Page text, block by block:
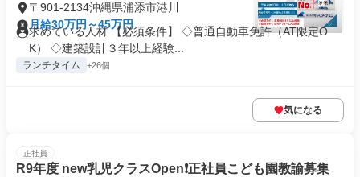
〒901-2134沖縄県浦添市港川
月給30万円～45万円
求めている人材 【必須条件】 ◇普通自動車免許（AT限定O
K） ◇建築設計３年以上経験...
ランチタイム +26個
気になる
正社員
R9年度 new乳児クラスOpen❗️正社員こども園教諭募集